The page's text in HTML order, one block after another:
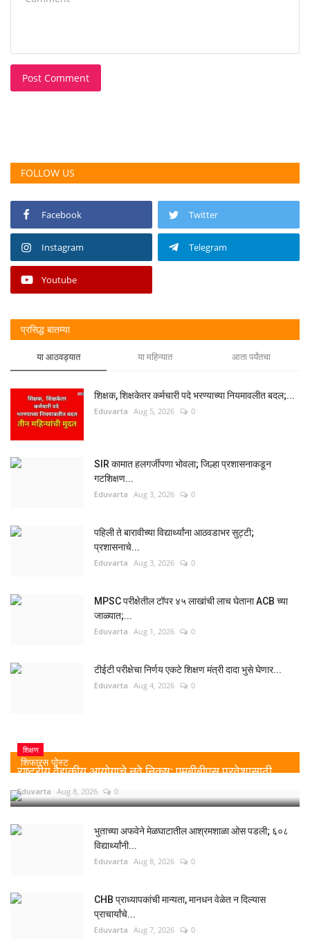
Post Comment
FOLLOW US
Facebook Twitter
Instagram Telegram
Youtube
प्रसिद्ध बातम्या
या आठवड्यात या महिन्यात आता पर्यंतचा
शिक्षक, शिक्षकेतर कर्मचारी पदे भरण्याच्या नियमावलीत बदल;...
Eduvarta Aug 5, 2026 0
SIR कामात हलगर्जीपणा भोवला; जिल्हा प्रशासनाकडून
गटशिक्षण...
Eduvarta Aug 3, 2026 0
पहिली ते बारावीच्या विद्यार्थ्यांना आठवडाभर सुट्टी;
प्रशासनाचे...
Eduvarta Aug 3, 2026 0
MPSC परीक्षेतील टॉपर ४५ लाखांची लाच घेताना ACB च्या
जाळ्यात;...
Eduvarta Aug 1, 2026 0
टीईटी परीक्षेचा निर्णय एकटे शिक्षण मंत्री दादा भुसे घेणार...
Eduvarta Aug 4, 2026 0
शिफारस पोस्ट
शिक्षण
राष्ट्रीय वैद्यकीय आयोगाचे नवे निकष: एमबीबीएस प्रवेशासाठी...
Eduvarta Aug 8, 2026 0
भुताच्या अफवेने मेळघाटातील आश्रमशाळा ओस पडली; ६०८
विद्यार्थ्यांनी...
Eduvarta Aug 8, 2026 0
CHB प्राध्यापकांची मान्यता, मानधन वेळेत न दिल्यास
प्राचार्यांचे...
Eduvarta Aug 7, 2026 0